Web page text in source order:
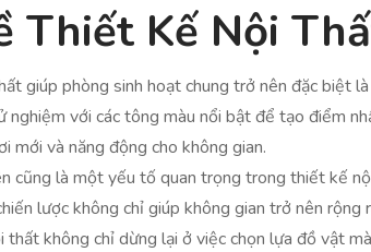
Thiết Kế Nội
giúp phòng sinh hoạt chung trở nên đặc biệt
nghiệm với các tông màu nổi bật để tạo điểm
mới và năng động cho không gian.
cũng là một yếu tố quan trọng trong thiết kế
lược không chỉ giúp không gian trở nên rộng
không chỉ dừng lại ở việc chọn lựa đồ vật